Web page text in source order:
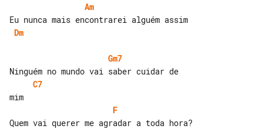
Am
Dm
Gm7
C7
F
Quem vai querer me agradar a toda hora?